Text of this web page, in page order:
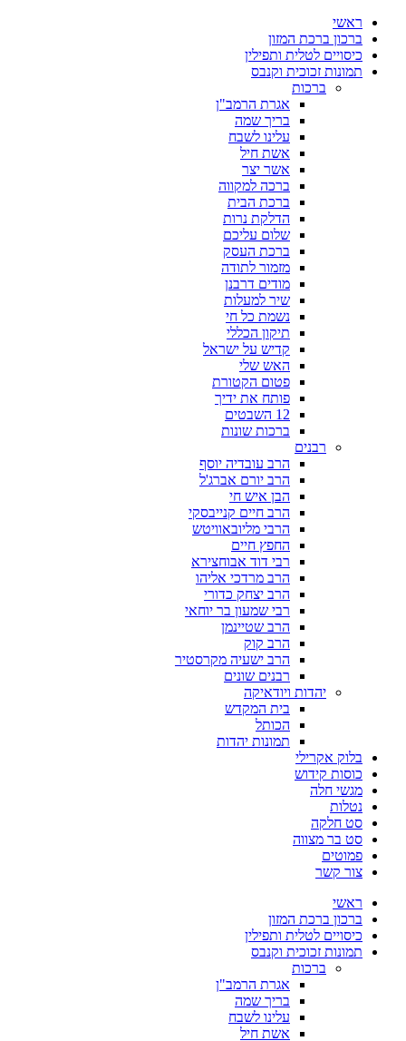
ראשי
ברכון ברכת המזון
כיסויים לטלית ותפילין
תמונות זכוכית וקנבס
ברכות
אגרת הרמב"ן
בריך שמה
עלינו לשבח
אשת חיל
אשר יצר
ברכה למקווה
ברכת הבית
הדלקת נרות
שלום עליכם
ברכת העסק
מזמור לתודה
מודים דרבנן
שיר למעלות
נשמת כל חי
תיקון הכללי
קדיש על ישראל
האש שלי
פטום הקטורת
פותח את ידיך
12 השבטים
ברכות שונות
רבנים
הרב עובדיה יוסף
הרב יורם אברג'ל
הבן איש חי
הרב חיים קנייבסקי
הרבי מליובאוויטש
החפץ חיים
רבי דוד אבוחצירא
הרב מרדכי אליהו
הרב יצחק כדורי
רבי שמעון בר יוחאי
הרב שטיינמן
הרב קוק
הרב ישעיה מקרסטיר
רבנים שונים
יהדות ויודאיקה
בית המקדש
הכותל
תמונות יהדות
בלוק אקרילי
כוסות קידוש
מגשי חלה
נטלות
סט חלקה
סט בר מצווה
פמוטים
צור קשר
ראשי
ברכון ברכת המזון
כיסויים לטלית ותפילין
תמונות זכוכית וקנבס
ברכות
אגרת הרמב"ן
בריך שמה
עלינו לשבח
אשת חיל